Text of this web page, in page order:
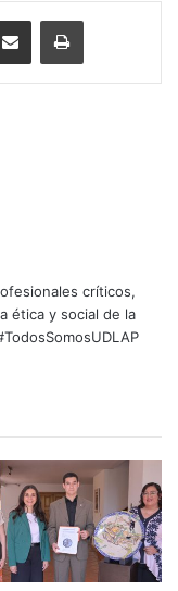
Share via Email Print
críticos,
ética y social de la